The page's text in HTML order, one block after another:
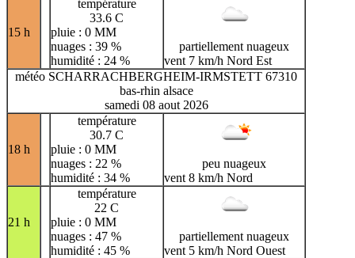
15 h
température
33.6 C
pluie : 0 MM
nuages : 39 %
humidité : 24 %
partiellement nuageux
vent 7 km/h Nord Est
météo SCHARRACHBERGHEIM-IRMSTETT 67310
bas-rhin alsace
samedi 08 aout 2026
18 h
température
30.7 C
pluie : 0 MM
nuages : 22 %
humidité : 34 %
peu nuageux
vent 8 km/h Nord
21 h
température
22 C
pluie : 0 MM
nuages : 47 %
humidité : 45 %
partiellement nuageux
vent 5 km/h Nord Ouest